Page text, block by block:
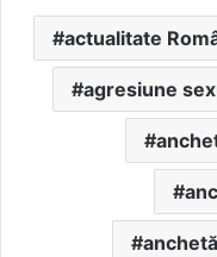
actualitate
agresiune